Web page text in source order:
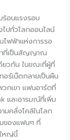
ร้อนแรงรอบ
ปทั่วโลกออนไลน์
ไฟฟ้าแห่งการรอ
าที่เป็นสัญญาณ
ยวกัน ในขณะที่ผู้ที่
ร์เน็ตกลายเป็นผืน
กเขา แฟนอาร์ตที่
และอารมณ์ที่เพิ่ม
มคลั่งไคล้ในโลก
ของแฟนๆ ที่
หญ่นี้